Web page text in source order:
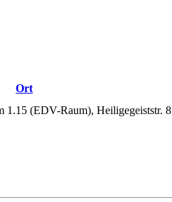
Ort
1.15 (EDV-Raum), Heiligegeiststr. 8